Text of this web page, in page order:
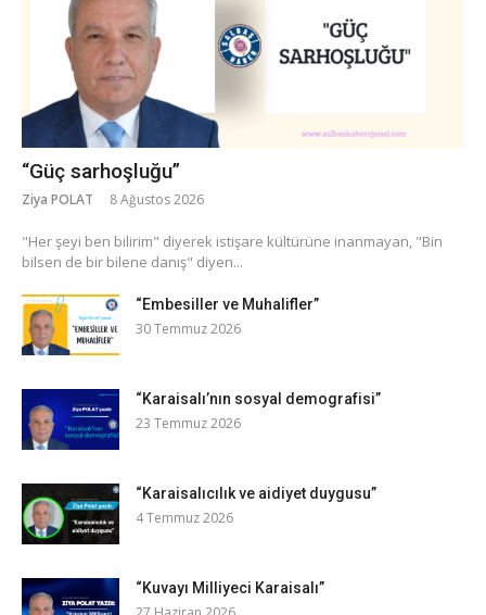
“Güç sarhoşluğu”
Ziya POLAT 8 Ağustos 2026
​"Her şeyi ben bilirim" diyerek istişare kültürüne inanmayan, "Bin
bilsen de bir bilene danış" diyen...
“Embesiller ve Muhalifler”
30 Temmuz 2026
“Karaisalı’nın sosyal demografisi”
23 Temmuz 2026
“Karaisalıcılık ve aidiyet duygusu”
4 Temmuz 2026
“Kuvayı Milliyeci Karaisalı”